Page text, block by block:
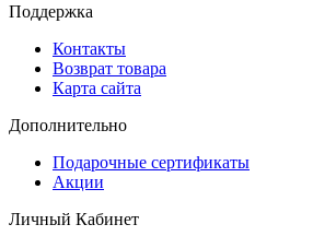
Поддержка
Контакты
Возврат товара
Карта сайта
Дополнительно
Подарочные сертификаты
Акции
Личный Кабинет